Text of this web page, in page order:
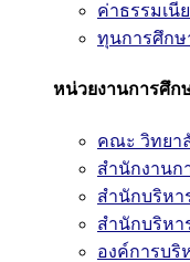
ค่าธรรมเนี
ทุนการศึกษ
หน่วยงานการศึก
คณะ วิทยา
สำนักงานก
สำนักบริหา
สำนักบริหา
องค์การบริ